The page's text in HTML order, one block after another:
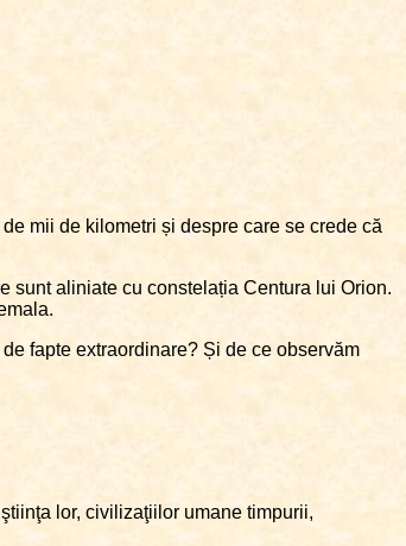
mii de kilometri și despre care se crede că
sunt aliniate cu constelația Centura lui Orion.
fapte extraordinare? Și de ce observăm
lor, civilizaţiilor umane timpurii,